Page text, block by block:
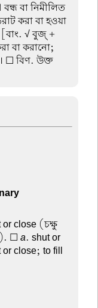
বন্ধ বা নিমীলিত
করা বা হওয়া
[বাং. √ বুজ্ +
বা করানো;
☐ বিণ. উক্ত
close (চক্ষু
☐a. shut or
or close; to fill